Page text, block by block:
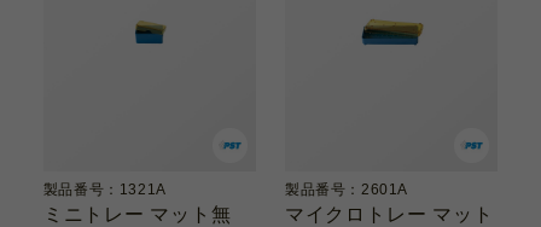
製品番号：1321A
ミニトレー マット無
製品番号：2601A
マイクロトレー マット